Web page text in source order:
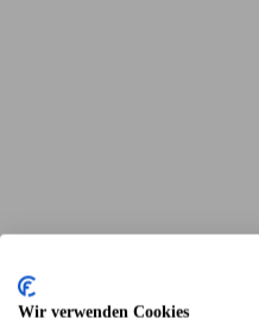
Wir verwenden Cookies